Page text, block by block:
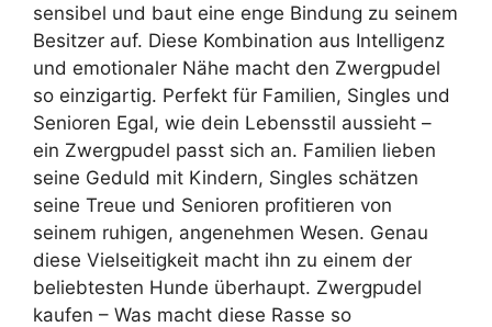
sensibel und baut eine enge Bindung zu seinem
Besitzer auf. Diese Kombination aus Intelligenz
und emotionaler Nähe macht den Zwergpudel
so einzigartig. Perfekt für Familien, Singles und
Senioren Egal, wie dein Lebensstil aussieht –
ein Zwergpudel passt sich an. Familien lieben
seine Geduld mit Kindern, Singles schätzen
seine Treue und Senioren profitieren von
seinem ruhigen, angenehmen Wesen. Genau
diese Vielseitigkeit macht ihn zu einem der
beliebtesten Hunde überhaupt. Zwergpudel
kaufen – Was macht diese Rasse so